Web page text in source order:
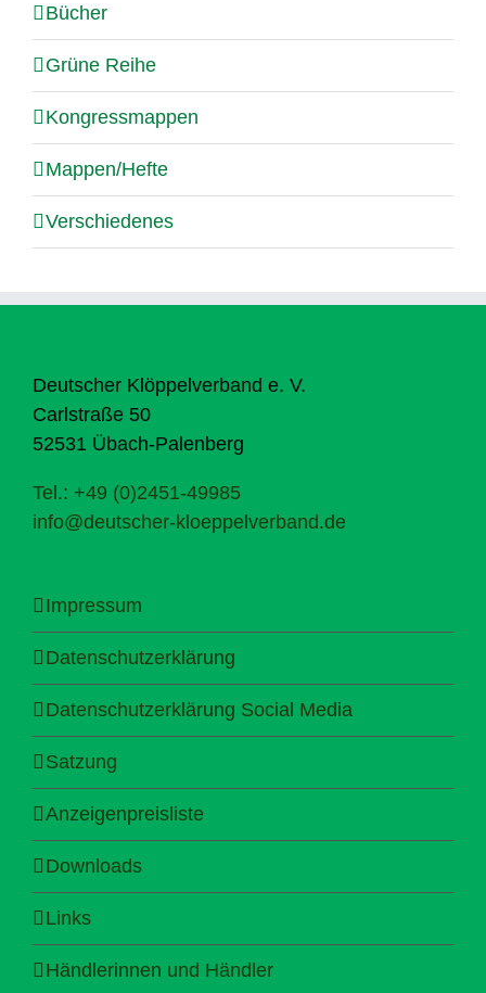
Bücher
Grüne Reihe
Kongressmappen
Mappen/Hefte
Verschiedenes
Deutscher Klöppelverband e. V.
Carlstraße 50
52531 Übach-Palenberg
Tel.: +49 (0)2451-49985
info@deutscher-kloeppelverband.de
Impressum
Datenschutzerklärung
Datenschutzerklärung Social Media
Satzung
Anzeigenpreisliste
Downloads
Links
Händlerinnen und Händler